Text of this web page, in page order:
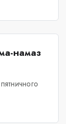
намаз